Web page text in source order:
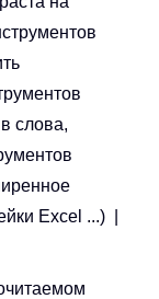
слова,
Excel ...) |